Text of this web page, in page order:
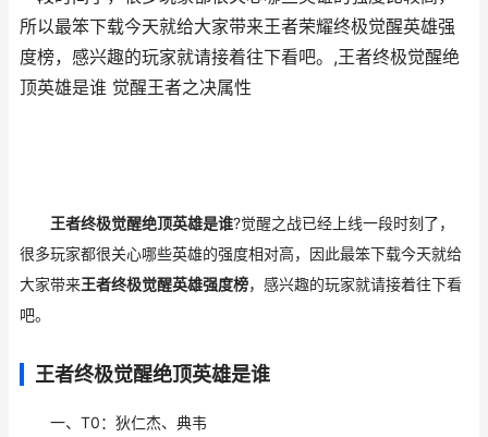
所以最笨下载今天就给大家带来王者荣耀终极觉醒英雄强
度榜，感兴趣的玩家就请接着往下看吧。,王者终极觉醒绝
顶英雄是谁 觉醒王者之决属性
王者终极觉醒绝顶英雄是谁?觉醒之战已经上线一段时刻了，
很多玩家都很关心哪些英雄的强度相对高，因此最笨下载今天就给
大家带来王者终极觉醒英雄强度榜，感兴趣的玩家就请接着往下看
吧。
王者终极觉醒绝顶英雄是谁
一、T0：狄仁杰、典韦